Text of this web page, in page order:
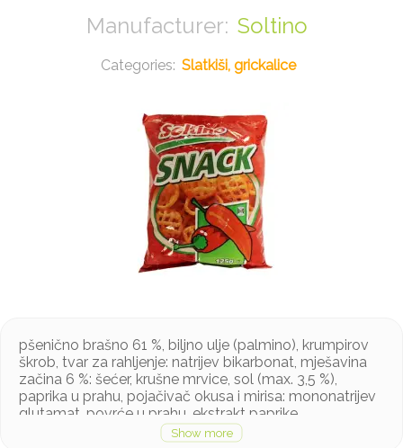
Soltino
Slatkiši, grickalice
pšenično brašno 61 %, biljno ulje (palmino), krumpirov
škrob, tvar za rahljenje: natrijev bikarbonat, mješavina
začina 6 %: šećer, krušne mrvice, sol (max. 3,5 %),
paprika u prahu, pojačivač okusa i mirisa: mononatrijev
glutamat, povrće u prahu, ekstrakt paprike
Proizvod sadrži gluten